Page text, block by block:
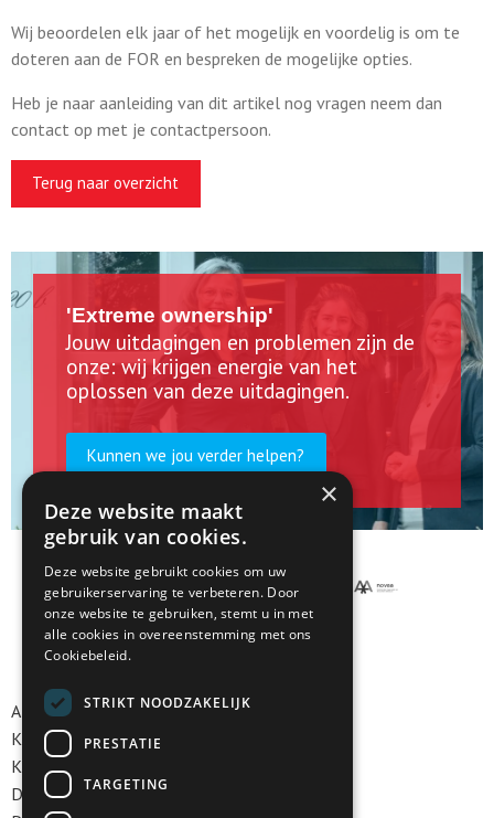
Wij beoordelen elk jaar of het mogelijk en voordelig is om te
doteren aan de FOR en bespreken de mogelijke opties.
Heb je naar aanleiding van dit artikel nog vragen neem dan
contact op met je contactpersoon.
Terug naar overzicht
'Extreme ownership'
Jouw uitdagingen en problemen zijn de
onze: wij krijgen energie van het
oplossen van deze uitdagingen.
Kunnen we jou verder helpen?
Algemene voorwaarden
Klokkenluidersregeling
Klachtenregeling
Disclaimer
×
Deze website maakt
gebruik van cookies.
Deze website gebruikt cookies om uw
gebruikerservaring te verbeteren. Door
onze website te gebruiken, stemt u in met
alle cookies in overeenstemming met ons
Cookiebeleid.
STRIKT NOODZAKELIJK
PRESTATIE
TARGETING